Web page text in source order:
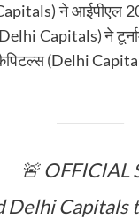
ने आईपीएल
Capitals) ने
कैपिटल्स (Delhi
🚨 OFFICIAL
Delhi Capitals